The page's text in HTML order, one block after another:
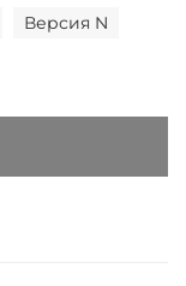
Версия N